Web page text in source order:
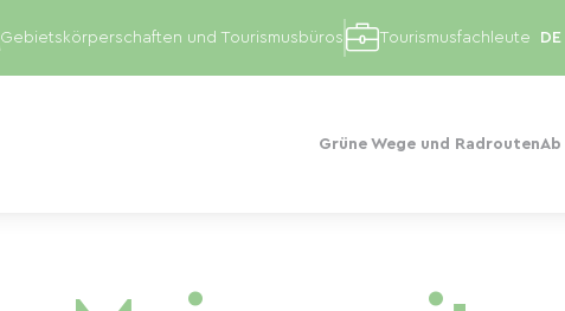
Grüne Wege und Radrouten
Gebietskörperschaften und Tourismusbüros Tourismusfachleute